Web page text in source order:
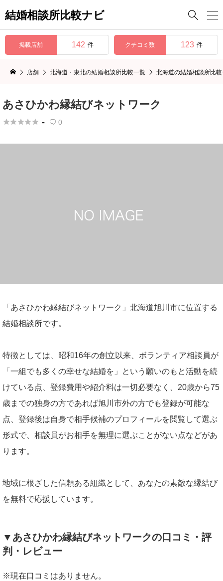
結婚相談所比較ナビ 
掲載店舗 142 件 クチコミ数 123 件
店舗 北海道・東北の結婚相談所比較一覧 北海道の結婚相談所比
あさひかわ縁結びネットワーク
 -  0
「あさひかわ縁結びネットワーク」北海道旭川市に位置する
結婚相談所です。
特徴としては、昭和16年の創立以来、ボランティア相談員が
「一組でも多くの幸せな結婚を」という願いのもと活動を続
けている点、登録費用や紹介料は一切必要なく、20歳から75
歳までの独身の方であれば旭川市外の方でも登録が可能な
点、登録後は自身で相手候補のプロフィールを閲覧して選ぶ
形式で、相談員がお相手を無理に選ぶことがない点などがあ
ります。
地域に根ざした信頼ある組織として、あなたの素敵な縁結び
を無料で応援しています。
▼あさひかわ縁結びネットワークの口コミ・評
判・レビュー
※現在口コミはありません。